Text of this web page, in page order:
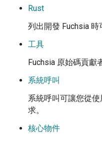
Rust
列出開發 Fuchsia 時
工具
Fuchsia 原始碼貢獻
系統呼叫
系統呼叫可讓您從
求。
核心物件